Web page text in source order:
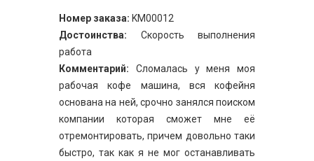
Номер заказа: KM00012
Достоинства: Скорость выполнения
работа
Комментарий: Сломалась у меня моя
рабочая кофе машина, вся кофейня
основана на ней, срочно занялся поиском
компании которая сможет мне её
отремонтировать, причем довольно таки
быстро, так как я не мог останавливать